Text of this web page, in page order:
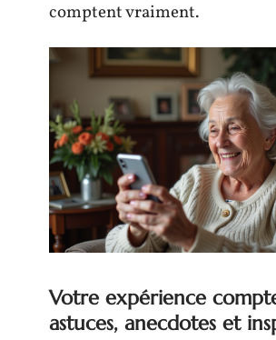
comptent vraiment.
Votre expérience
astuces, anecdotes et